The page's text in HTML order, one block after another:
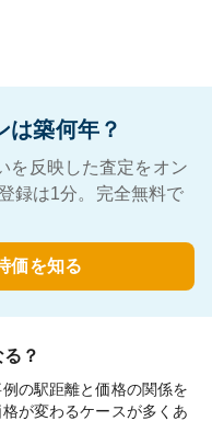
は築何年？
を反映した査定をオン
録は1分。完全無料で
価を知る
？
の駅距離と価格の関係を
が変わるケースが多くあ